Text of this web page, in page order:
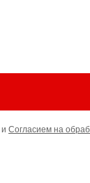
и Согласием на